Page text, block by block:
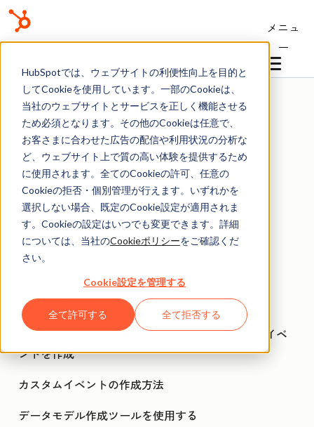
HubSpotでは、ウェブサイトの利便性向上を目的と
してCookieを使用しています。一部のCookieは、
当社のウェブサイトとサービスを正しく機能させる
ため必須となります。その他のCookieは任意で、
お客さまに合わせた広告の配信や利用状況の分析な
ど、ウェブサイト上で質の高い体験を提供するため
に使用されます。全てのCookieの許可、任意の
Cookieの拒否・個別管理が行えます。いずれかを
選択しない場合、既定のCookie設定が適用されま
す。Cookieの設定はいつでも変更できます。詳細
については、当社のCookieポリシーをご確認くだ
さい。
Cookie設定を管理する
全て許可する 全て拒否する
メニュ
ー
ナレッジベース
ナレッジベース
データ
データ管理
上位の記事
イベントビジュアル機能でノーコードでカスタムイベ
ントを作成
カスタムイベントの作成方法
データモデル作成ツールを使用する